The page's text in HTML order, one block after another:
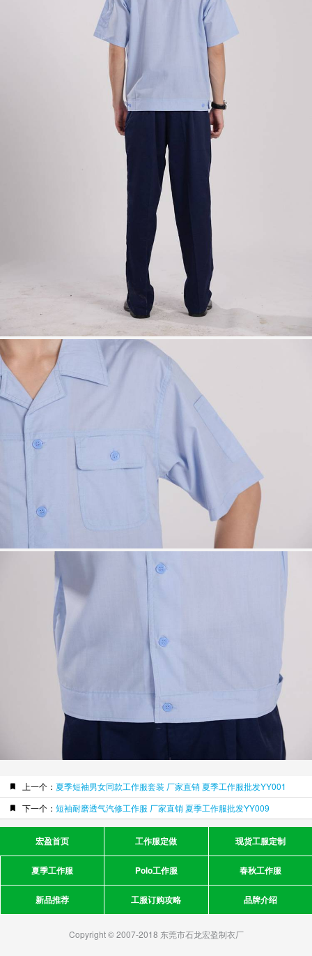
上一个： 夏季短袖男女同款工作服套装 厂家直销 夏季工作服批发YY001
下一个： 短袖耐磨透气汽修工作服 厂家直销 夏季工作服批发YY009
宏盈首页 工作服定做 现货工服定制
夏季工作服 Polo工作服 春秋工作服
新品推荐 工服订购攻略 品牌介绍
Copyright © 2007-2018 东莞市石龙宏盈制衣厂